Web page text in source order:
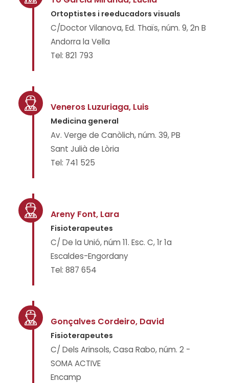
Ortoptistes i reeducadors visuals
C/Doctor Vilanova, Ed. Thaïs, núm. 9, 2n B
Andorra la Vella
Tel: 821 793
Veneros Luzuriaga, Luis
Medicina general
Av. Verge de Canòlich, núm. 39, PB
Sant Julià de Lòria
Tel: 741 525
Areny Font, Lara
Fisioterapeutes
C/ De la Unió, núm 11. Esc. C, 1r 1a
Escaldes-Engordany
Tel: 887 654
Gonçalves Cordeiro, David
Fisioterapeutes
C/ Dels Arinsols, Casa Rabo, núm. 2 -
SOMA ACTIVE
Encamp